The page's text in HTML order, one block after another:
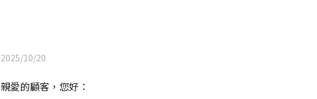
2025/10/20
親愛的顧客，您好：